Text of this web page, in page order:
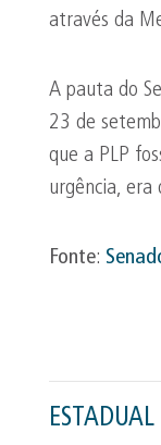
através da
A pauta do
23 de
que a PLP
urgência, era
Fonte:
ESTADUAL